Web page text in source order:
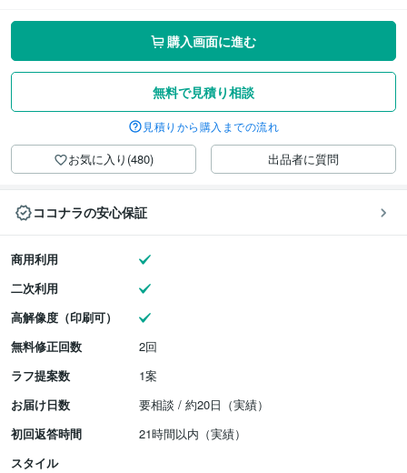
購入画面に進む
無料で見積り相談
見積りから購入までの流れ
お気に入り(480) 出品者に質問
ココナラの安心保証
商用利用
二次利用
高解像度（印刷可）
無料修正回数
2回
ラフ提案数
1案
お届け日数
要相談 / 約20日（実績）
初回返答時間
21時間以内（実績）
スタイル